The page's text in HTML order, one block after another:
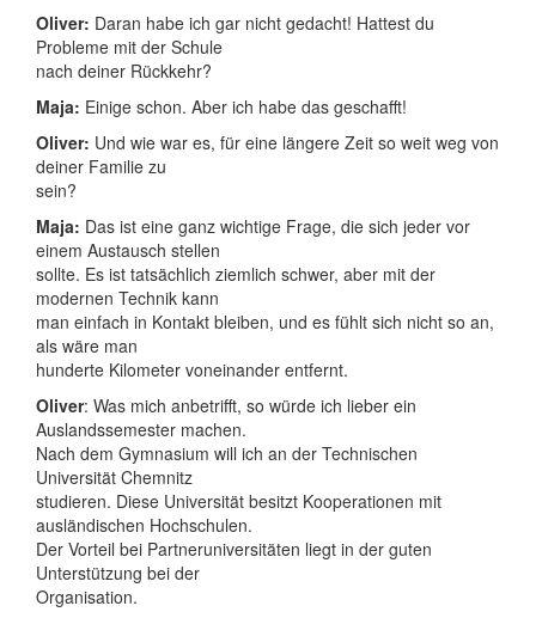
Oliver: Daran habe ich gar nicht gedacht! Hattest du
Probleme mit der Schule
nach deiner Rückkehr?
Maja: Einige schon. Aber ich habe das geschafft!
Oliver: Und wie war es, für eine längere Zeit so weit weg von
deiner Familie zu
sein?
Maja: Das ist eine ganz wichtige Frage, die sich jeder vor
einem Austausch stellen
sollte. Es ist tatsächlich ziemlich schwer, aber mit der
modernen Technik kann
man einfach in Kontakt bleiben, und es fühlt sich nicht so an,
als wäre man
hunderte Kilometer voneinander entfernt.
Oliver: Was mich anbetrifft, so würde ich lieber ein
Auslandssemester machen.
Nach dem Gymnasium will ich an der Technischen
Universität Chemnitz
studieren. Diese Universität besitzt Kooperationen mit
ausländischen Hochschulen.
Der Vorteil bei Partneruniversitäten liegt in der guten
Unterstützung bei der
Organisation.